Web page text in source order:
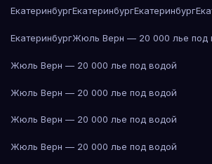
ЕкатеринбургЕкатеринбургЕкатеринбург
ЕкатеринбургЖюль Верн — 20 000 лье под
Жюль Верн — 20 000 лье под водой
Жюль Верн — 20 000 лье под водой
Жюль Верн — 20 000 лье под водой
Жюль Верн — 20 000 лье под водой